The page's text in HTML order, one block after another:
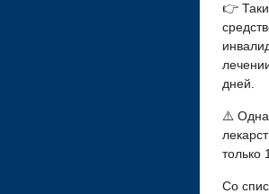
👉
дней.
⚠️
только
Со